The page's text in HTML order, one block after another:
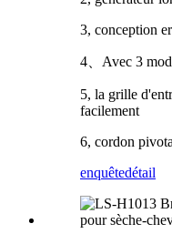
3, conception
4、Avec 3
5, la grille
facilement
6, cordon
enquêtedétail